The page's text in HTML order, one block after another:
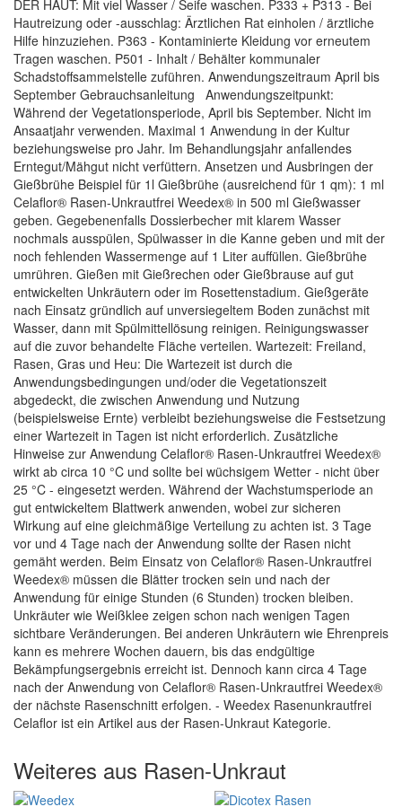
DER HAUT: Mit viel Wasser / Seife waschen. P333 + P313 - Bei
Hautreizung oder -ausschlag: Ärztlichen Rat einholen / ärztliche
Hilfe hinzuziehen. P363 - Kontaminierte Kleidung vor erneutem
Tragen waschen. P501 - Inhalt / Behälter kommunaler
Schadstoffsammelstelle zuführen. Anwendungszeitraum April bis
September Gebrauchsanleitung Anwendungszeitpunkt:
Während der Vegetationsperiode, April bis September. Nicht im
Ansaatjahr verwenden. Maximal 1 Anwendung in der Kultur
beziehungsweise pro Jahr. Im Behandlungsjahr anfallendes
Erntegut/Mähgut nicht verfüttern. Ansetzen und Ausbringen der
Gießbrühe Beispiel für 1l Gießbrühe (ausreichend für 1 qm): 1 ml
Celaflor® Rasen-Unkrautfrei Weedex® in 500 ml Gießwasser
geben. Gegebenenfalls Dossierbecher mit klarem Wasser
nochmals ausspülen, Spülwasser in die Kanne geben und mit der
noch fehlenden Wassermenge auf 1 Liter auffüllen. Gießbrühe
umrühren. Gießen mit Gießrechen oder Gießbrause auf gut
entwickelten Unkräutern oder im Rosettenstadium. Gießgeräte
nach Einsatz gründlich auf unversiegeltem Boden zunächst mit
Wasser, dann mit Spülmittellösung reinigen. Reinigungswasser
auf die zuvor behandelte Fläche verteilen. Wartezeit: Freiland,
Rasen, Gras und Heu: Die Wartezeit ist durch die
Anwendungsbedingungen und/oder die Vegetationszeit
abgedeckt, die zwischen Anwendung und Nutzung
(beispielsweise Ernte) verbleibt beziehungsweise die Festsetzung
einer Wartezeit in Tagen ist nicht erforderlich. Zusätzliche
Hinweise zur Anwendung Celaflor® Rasen-Unkrautfrei Weedex®
wirkt ab circa 10 °C und sollte bei wüchsigem Wetter - nicht über
25 °C - eingesetzt werden. Während der Wachstumsperiode an
gut entwickeltem Blattwerk anwenden, wobei zur sicheren
Wirkung auf eine gleichmäßige Verteilung zu achten ist. 3 Tage
vor und 4 Tage nach der Anwendung sollte der Rasen nicht
gemäht werden. Beim Einsatz von Celaflor® Rasen-Unkrautfrei
Weedex® müssen die Blätter trocken sein und nach der
Anwendung für einige Stunden (6 Stunden) trocken bleiben.
Unkräuter wie Weißklee zeigen schon nach wenigen Tagen
sichtbare Veränderungen. Bei anderen Unkräutern wie Ehrenpreis
kann es mehrere Wochen dauern, bis das endgültige
Bekämpfungsergebnis erreicht ist. Dennoch kann circa 4 Tage
nach der Anwendung von Celaflor® Rasen-Unkrautfrei Weedex®
der nächste Rasenschnitt erfolgen. - Weedex Rasenunkrautfrei
Celaflor ist ein Artikel aus der Rasen-Unkraut Kategorie.
Weiteres aus Rasen-Unkraut